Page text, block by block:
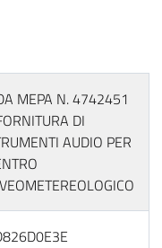
MEPA N. 4742451
DI
AUDIO PER